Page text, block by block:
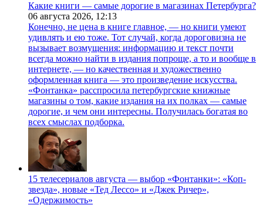
Какие книги — самые дорогие в магазинах Петербурга?
06 августа 2026, 12:13
Конечно, не цена в книге главное, — но книги умеют
удивлять и ею тоже. Тот случай, когда дороговизна не
вызывает возмущения: информацию и текст почти
всегда можно найти в издания попроще, а то и вообще в
интернете, — но качественная и художественно
оформленная книга — это произведение искусства.
«Фонтанка» расспросила петербургские книжные
магазины о том, какие издания на их полках — самые
дорогие, и чем они интересны. Получилась богатая во
всех смыслах подборка.
15 телесериалов августа — выбор «Фонтанки»: «Коп-
звезда», новые «Тед Лессо» и «Джек Ричер»,
«Одержимость»